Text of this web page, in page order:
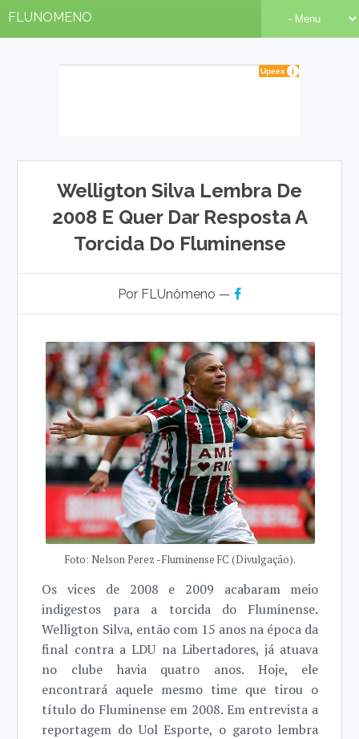
FLUNOMENO
Welligton Silva Lembra De
2008 E Quer Dar Resposta A
Torcida Do Fluminense
Por FLUnômeno —
Foto: Nelson Perez - Fluminense FC (Divulgação).
Os vices de 2008 e 2009 acabaram meio
indigestos para a torcida do Fluminense.
Welligton Silva, então com 15 anos na época da
final contra a LDU na Libertadores, já atuava
no clube havia quatro anos. Hoje, ele
encontrará aquele mesmo time que tirou o
título do Fluminense em 2008. Em entrevista a
reportagem do Uol Esporte, o garoto lembra